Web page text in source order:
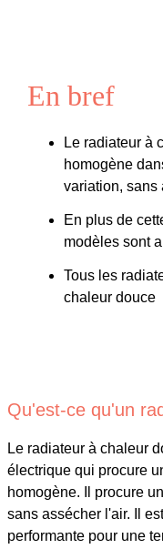
En bref
Le radiateur à
homogène
variation, sans
En plus de
modèles sont
Tous les
chaleur douce
Qu'est-ce qu'un
Le radiateur à chaleur
électrique qui procure
homogène. Il procure
sans assécher l'air. Il
performante pour une